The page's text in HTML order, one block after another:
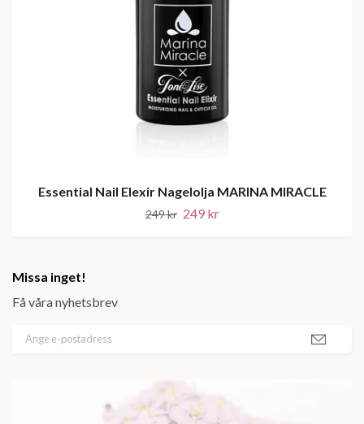
Missa inget!
Få våra nyhetsbrev
Essential Nail Elexir Nagelolja MARINA MIRACLE
249 kr 249 kr